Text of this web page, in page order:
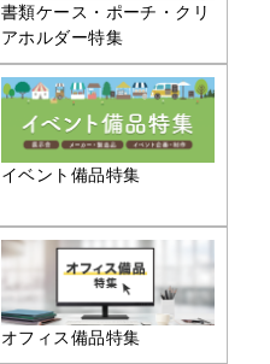
書類ケース・ポーチ・クリ
アホルダー特集
イベント備品特集
オフィス備品特集